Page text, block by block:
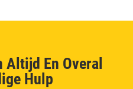
Altijd En Overal
Hulp